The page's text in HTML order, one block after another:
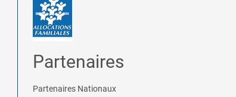
Partenaires
Partenaires Nationaux